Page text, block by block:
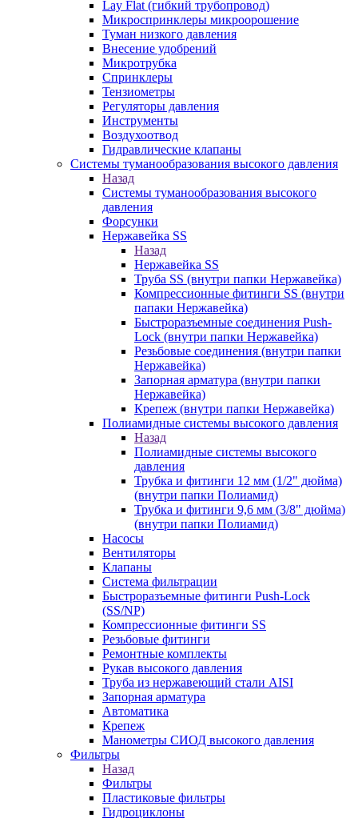
Lay Flat (гибкий трубопровод)
Микроспринклеры микроорошение
Туман низкого давления
Внесение удобрений
Микротрубка
Спринклеры
Тензиометры
Регуляторы давления
Инструменты
Воздухоотвод
Гидравлические клапаны
Системы туманообразования высокого давления
Назад
Системы туманообразования высокого
давления
Форсунки
Нержавейка SS
Назад
Нержавейка SS
Труба SS (внутри папки Нержавейка)
Компрессионные фитинги SS (внутри
папаки Нержавейка)
Быстроразъемные соединения Push-
Lock (внутри папки Нержавейка)
Резьбовые соединения (внутри папки
Нержавейка)
Запорная арматура (внутри папки
Нержавейка)
Крепеж (внутри папки Нержавейка)
Полиамидные системы высокого давления
Назад
Полиамидные системы высокого
давления
Трубка и фитинги 12 мм (1/2" дюйма)
(внутри папки Полиамид)
Трубка и фитинги 9,6 мм (3/8" дюйма)
(внутри папки Полиамид)
Насосы
Вентиляторы
Клапаны
Система фильтрации
Быстроразъемные фитинги Push-Lock
(SS/NP)
Компрессионные фитинги SS
Резьбовые фитинги
Ремонтные комплекты
Рукав высокого давления
Труба из нержавеющий стали AISI
Запорная арматура
Автоматика
Крепеж
Манометры СИОД высокого давления
Фильтры
Назад
Фильтры
Пластиковые фильтры
Гидроциклоны